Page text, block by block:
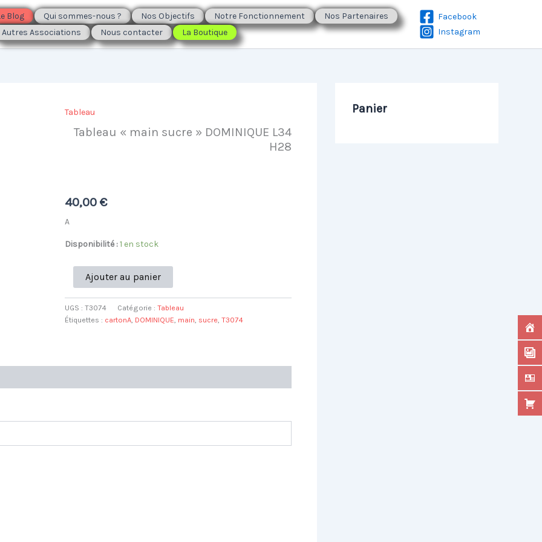
Blog Qui sommes-nous ? Nos Objectifs Notre Fonctionnement
Nos Partenaires
Autres Associations Nous contacter La Boutique
Facebook
Instagram
Tableau
Tableau « main sucre » DOMINIQUE L34
H28
40,00 €
A
Disponibilité :1 en stock
quantité
Tableau
"main
sucre"
Ajouter au panier
UGS : T3074 Catégorie : Tableau
Étiquettes : cartonA, DOMINIQUE main sucre T3074
Panier